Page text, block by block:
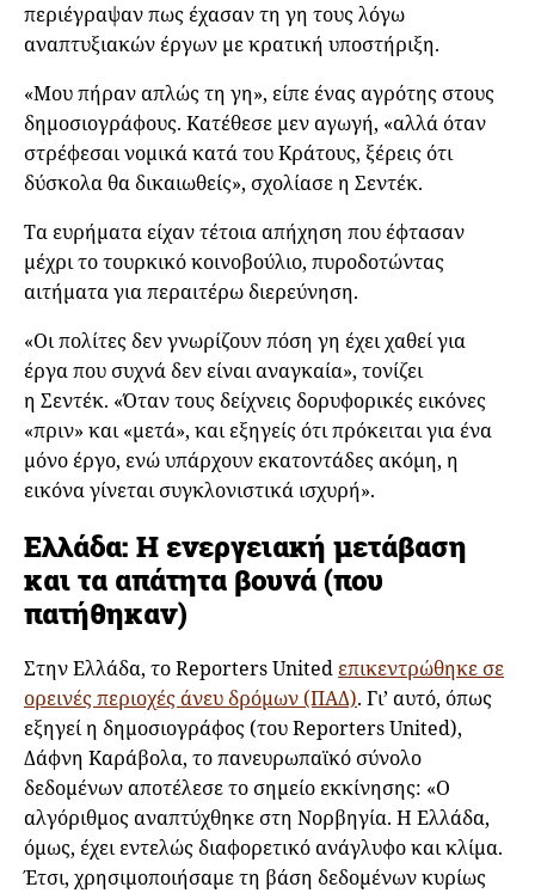
περιέγραψαν πως έχασαν τη γη τους λόγω
αναπτυξιακών έργων με κρατική υποστήριξη.
«Μου πήραν απλώς τη γη», είπε ένας αγρότης στους
δημοσιογράφους. Κατέθεσε μεν αγωγή, «αλλά όταν
στρέφεσαι νομικά κατά του Κράτους, ξέρεις ότι
δύσκολα θα δικαιωθείς», σχολίασε η Σεντέκ.
Τα ευρήματα είχαν τέτοια απήχηση που έφτασαν
μέχρι το τουρκικό κοινοβούλιο, πυροδοτώντας
αιτήματα για περαιτέρω διερεύνηση.
«Οι πολίτες δεν γνωρίζουν πόση γη έχει χαθεί για
έργα που συχνά δεν είναι αναγκαία», τονίζει
η Σεντέκ. «Όταν τους δείχνεις δορυφορικές εικόνες
«πριν» και «μετά», και εξηγείς ότι πρόκειται για ένα
μόνο έργο, ενώ υπάρχουν εκατοντάδες ακόμη, η
εικόνα γίνεται συγκλονιστικά ισχυρή».
Ελλάδα: Η ενεργειακή μετάβαση
και τα απάτητα βουνά (που
πατήθηκαν)
Στην Ελλάδα, το Reporters United επικεντρώθηκε σε
ορεινές περιοχές άνευ δρόμων (ΠΑΔ). Γι’ αυτό, όπως
εξηγεί η δημοσιογράφος (του Reporters United),
Δάφνη Καράβολα, το πανευρωπαϊκό σύνολο
δεδομένων αποτέλεσε το σημείο εκκίνησης: «Ο
αλγόριθμος αναπτύχθηκε στη Νορβηγία. Η Ελλάδα,
όμως, έχει εντελώς διαφορετικό ανάγλυφο και κλίμα.
Έτσι, χρησιμοποιήσαμε τη βάση δεδομένων κυρίως